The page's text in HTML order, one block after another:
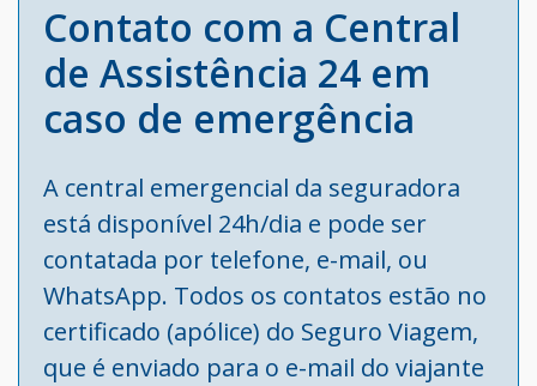
Contato com a Central
de Assistência 24 em
caso de emergência
A central emergencial da seguradora
está disponível 24h/dia e pode ser
contatada por telefone, e-mail, ou
WhatsApp. Todos os contatos estão no
certificado (apólice) do Seguro Viagem,
que é enviado para o e-mail do viajante